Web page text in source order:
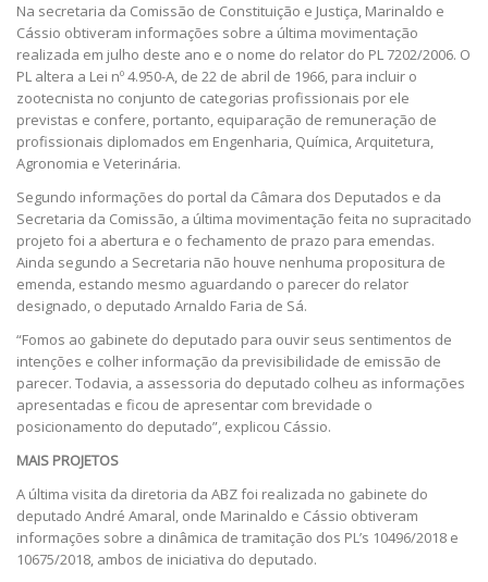
Na secretaria da Comissão de Constituição e Justiça, Marinaldo e
Cássio obtiveram informações sobre a última movimentação
realizada em julho deste ano e o nome do relator do PL 7202/2006. O
PL altera a Lei nº 4.950-A, de 22 de abril de 1966, para incluir o
zootecnista no conjunto de categorias profissionais por ele
previstas e confere, portanto, equiparação de remuneração de
profissionais diplomados em Engenharia, Química, Arquitetura,
Agronomia e Veterinária.
Segundo informações do portal da Câmara dos Deputados e da
Secretaria da Comissão, a última movimentação feita no supracitado
projeto foi a abertura e o fechamento de prazo para emendas.
Ainda segundo a Secretaria não houve nenhuma propositura de
emenda, estando mesmo aguardando o parecer do relator
designado, o deputado Arnaldo Faria de Sá.
“Fomos ao gabinete do deputado para ouvir seus sentimentos de
intenções e colher informação da previsibilidade de emissão de
parecer. Todavia, a assessoria do deputado colheu as informações
apresentadas e ficou de apresentar com brevidade o
posicionamento do deputado”, explicou Cássio.
MAIS PROJETOS
A última visita da diretoria da ABZ foi realizada no gabinete do
deputado André Amaral, onde Marinaldo e Cássio obtiveram
informações sobre a dinâmica de tramitação dos PL’s 10496/2018 e
10675/2018, ambos de iniciativa do deputado.